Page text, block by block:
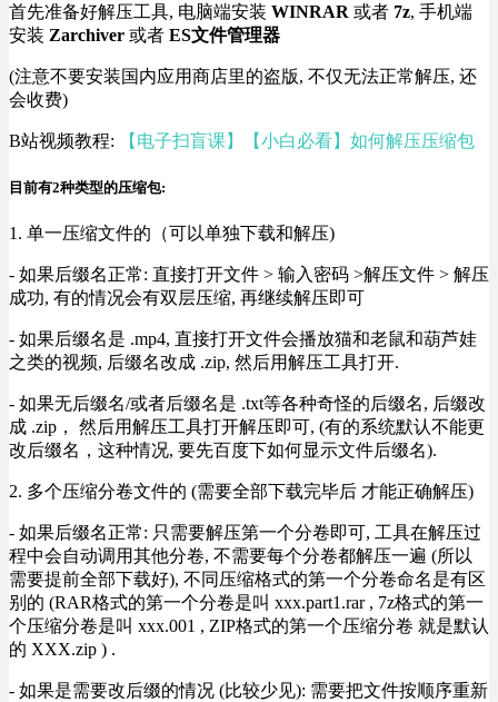
首先准备好解压工具, 电脑端安装 WINRAR 或者 7z, 手机端
安装 Zarchiver 或者 ES文件管理器
(注意不要安装国内应用商店里的盗版, 不仅无法正常解压, 还
会收费)
B站视频教程: 【电子扫盲课】【小白必看】如何解压压缩包
目前有2种类型的压缩包:
1. 单一压缩文件的（可以单独下载和解压)
- 如果后缀名正常: 直接打开文件 > 输入密码 >解压文件 > 解压
成功, 有的情况会有双层压缩, 再继续解压即可
- 如果后缀名是 .mp4, 直接打开文件会播放猫和老鼠和葫芦娃
之类的视频, 后缀名改成 .zip, 然后用解压工具打开.
- 如果无后缀名/或者后缀名是 .txt等各种奇怪的后缀名, 后缀改
成 .zip， 然后用解压工具打开解压即可, (有的系统默认不能更
改后缀名，这种情况, 要先百度下如何显示文件后缀名).
2. 多个压缩分卷文件的 (需要全部下载完毕后 才能正确解压)
- 如果后缀名正常: 只需要解压第一个分卷即可, 工具在解压过
程中会自动调用其他分卷, 不需要每个分卷都解压一遍 (所以
需要提前全部下载好), 不同压缩格式的第一个分卷命名是有区
别的 (RAR格式的第一个分卷是叫 xxx.part1.rar , 7z格式的第一
个压缩分卷是叫 xxx.001 , ZIP格式的第一个压缩分卷 就是默认
的 XXX.zip ) .
- 如果是需要改后缀的情况 (比较少见): 需要把文件按顺序重新